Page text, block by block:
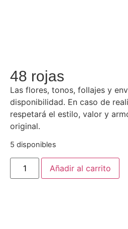
48 rojas
Las flores, tonos, follajes y
disponibilidad. En caso de
respetará el estilo, valor y
original.
5 disponibles
Añadir al carrito